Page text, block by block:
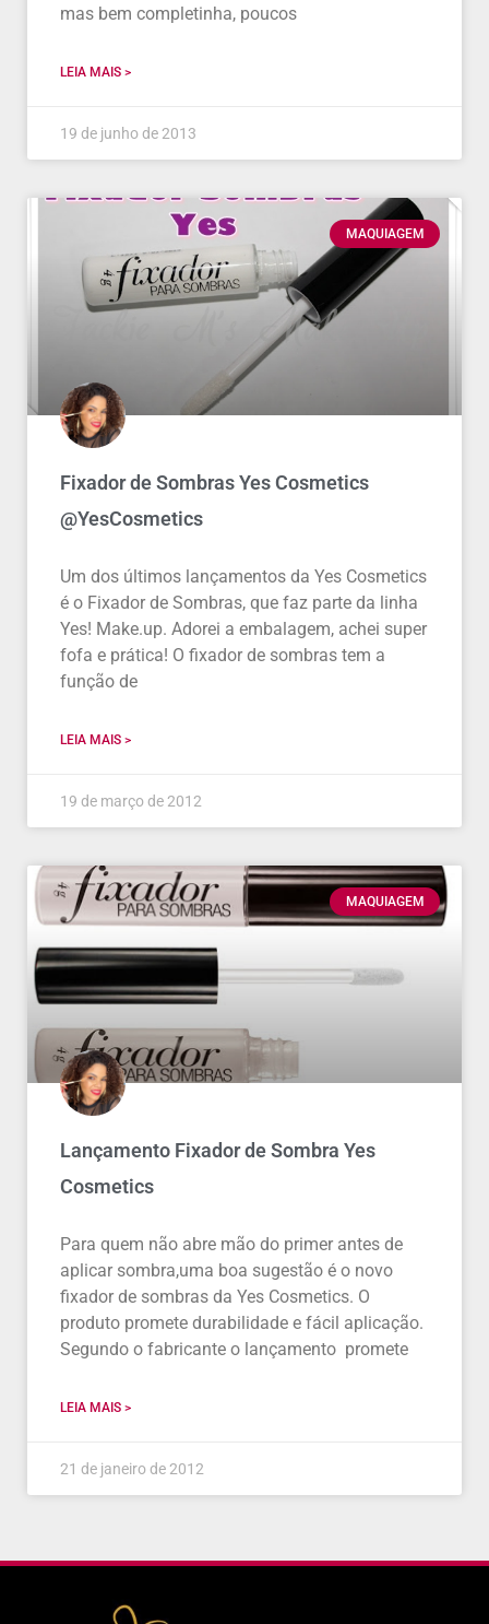
mas bem completinha, poucos
LEIA MAIS >
19 de junho de 2013
MAQUIAGEM
Fixador de Sombras Yes Cosmetics
@YesCosmetics
Um dos últimos lançamentos da Yes Cosmetics
é o Fixador de Sombras, que faz parte da linha
Yes! Make.up. Adorei a embalagem, achei super
fofa e prática! O fixador de sombras tem a
função de
LEIA MAIS >
19 de março de 2012
MAQUIAGEM
Lançamento Fixador de Sombra Yes
Cosmetics
Para quem não abre mão do primer antes de
aplicar sombra,uma boa sugestão é o novo
fixador de sombras da Yes Cosmetics. O
produto promete durabilidade e fácil aplicação.
Segundo o fabricante o lançamento promete
LEIA MAIS >
21 de janeiro de 2012